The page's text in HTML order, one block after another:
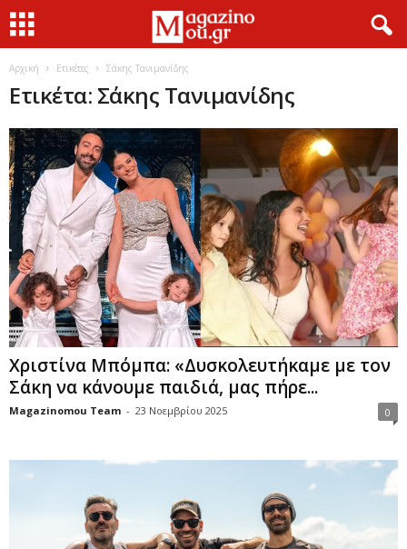
Αρχική Ετικέτες Σάκης Τανιμανίδης
Ετικέτα: Σάκης Τανιμανίδης
Χριστίνα Μπόμπα: «Δυσκολευτήκαμε με τον
Σάκη να κάνουμε παιδιά, μας πήρε...
Magazinomou Team - 23 Νοεμβρίου 2025 0